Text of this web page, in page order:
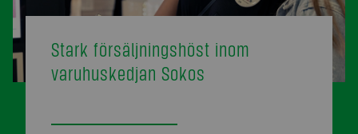
Stark försäljningshöst inom
varuhuskedjan Sokos